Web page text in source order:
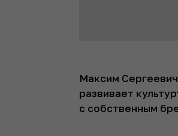
Максим
развивает
с собственным